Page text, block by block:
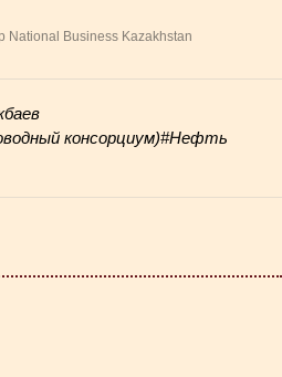
National Business Kazakhstan
консорциум)#Нефть